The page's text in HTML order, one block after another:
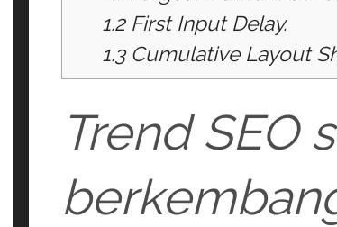
1.2First Input Delay.
1.3Cumulative Layout
Trend SEO